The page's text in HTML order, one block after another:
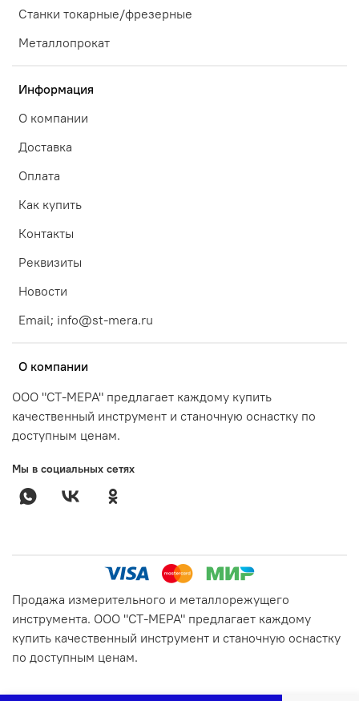
Станки токарные/фрезерные
Металлопрокат
Информация
О компании
Доставка
Оплата
Как купить
Контакты
Реквизиты
Новости
Email; info@st-mera.ru
О компании
ООО "СТ-МЕРА" предлагает каждому купить
качественный инструмент и станочную оснастку по
доступным ценам.
Мы в социальных сетях
Продажа измерительного и металлорежущего
инструмента. ООО "СТ-МЕРА" предлагает каждому
купить качественный инструмент и станочную оснастку
по доступным ценам.